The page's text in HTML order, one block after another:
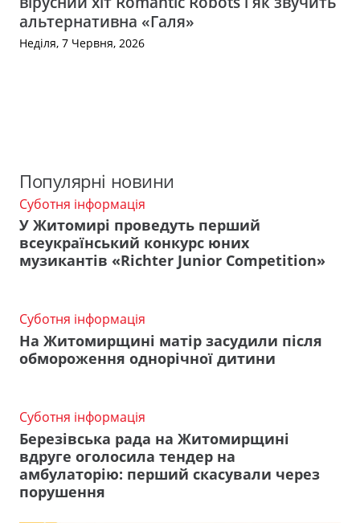
альтернативна «Галя»
Неділя, 7 Червня, 2026
Популярні новини
Суботня інформація
У Житомирі проведуть перший
всеукраїнський конкурс юних
музикантів «Richter Junior Competition»
Суботня інформація
На Житомирщині матір засудили після
обмороження однорічної дитини
Суботня інформація
Березівська рада на Житомирщині
вдруге оголосила тендер на
амбулаторію: перший скасували через
порушення